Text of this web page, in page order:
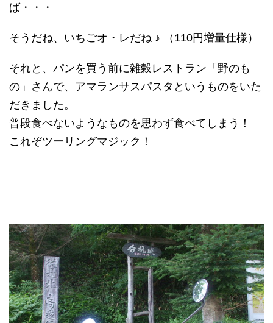
ば・・・
そうだね、いちごオ・レだね ♪ （110円増量仕様）
それと、パンを買う前に雑穀レストラン「野のも
の」さんで、アマランサスパスタというものをいた
だきました。
普段食べないようなものを思わず食べてしまう！
これぞツーリングマジック！